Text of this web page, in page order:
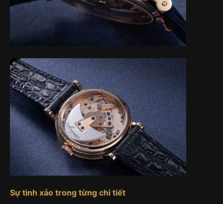
Sự tinh xảo trong từng chi tiết